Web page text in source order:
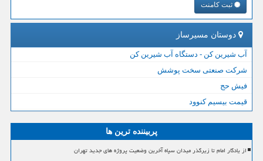
ثبت کامنت
دوستان مسیرساز
آب شیرین کن - دستگاه آب شیرین کن
شرکت صنعتی سخت پوشش
فیش حج
قیمت بیسیم کنوود
پربیننده ترین ها
از یادگار امام تا زیرگذر میدان سپاه آخرین وضعیت پروژه های جدید تهران